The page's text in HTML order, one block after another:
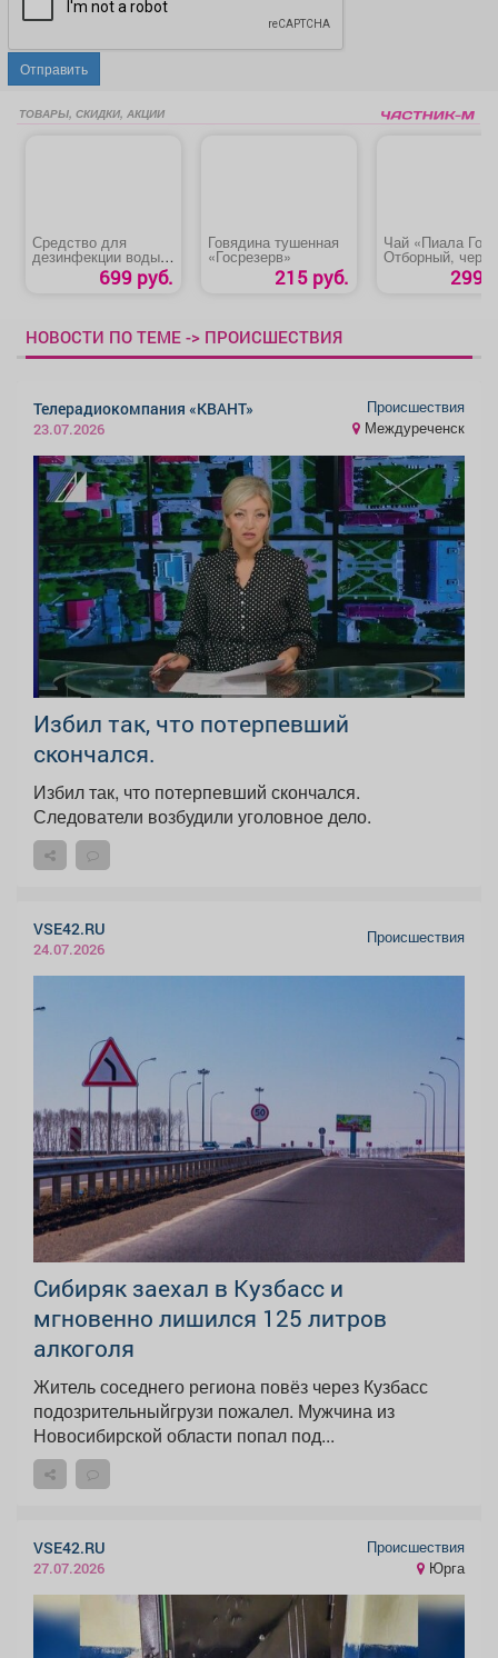
Отправить
ТОВАРЫ, СКИДКИ, АКЦИИ
Средство для
дезинфекции воды в
бассейнах
ЛОНГАФОР699 руб.
Говядина тушенная
«Госрезерв»
215 руб.
Чай «Пиала
Отборный,
299
НОВОСТИ ПО ТЕМЕ -> ПРОИСШЕСТВИЯ
Телерадиокомпания «КВАНТ»
23.07.2026
Происшествия
Междуреченск
Избил так, что потерпевший
скончался.
Избил так, что потерпевший скончался.
Следователи возбудили уголовное дело.
VSE42.RU
24.07.2026
Происшествия
Сибиряк заехал в Кузбасс и
мгновенно лишился 125 литров
алкоголя
Житель соседнего региона повёз через Кузбасс
подозрительныйгрузи пожалел. Мужчина из
Новосибирской области попал под...
VSE42.RU
27.07.2026
Происшествия
Юрга